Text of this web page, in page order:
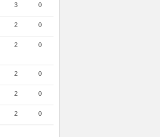
3 0
2 0
2 0
2 0
2 0
2 0